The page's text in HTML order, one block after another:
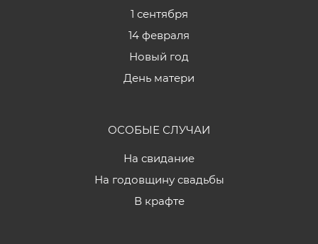
1 сентября
14 февраля
Новый год
День матери
ОСОБЫЕ СЛУЧАИ
На свидание
На годовщину свадьбы
В крафте